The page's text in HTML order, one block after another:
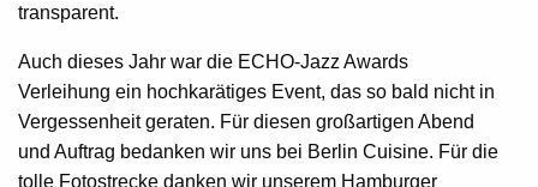
transparent.
Auch dieses Jahr war die ECHO-Jazz Awards
Verleihung ein hochkarätiges Event, das so bald nicht in
Vergessenheit geraten. Für diesen großartigen Abend
und Auftrag bedanken wir uns bei Berlin Cuisine. Für die
tolle Fotostrecke danken wir unserem Hamburger